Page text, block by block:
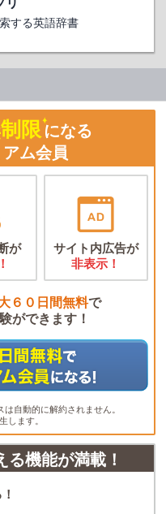
する英語辞書
限になる
ム会員
が
サイト内広告が
非表示！
６０日間無料で
ができます！
自動的に解約されません。
ます。
機能が満載！